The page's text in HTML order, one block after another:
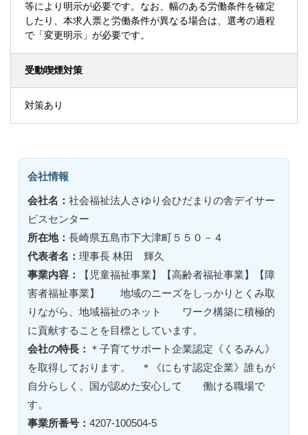
等により明示が必要です。なお、幅のある労働条件を確定
したり、本求人票と労働条件が異なる場合は、選考の過程
で「変更明示」が必要です。
受動喫煙対策
対策あり
会社情報
会社名： 社会福祉法人さゆり会ひだまりの舎デイサー
ビスセンター
所在地： 長崎県五島市下大津町５５０－４
代表者名： 理事長 林田 輝久
事業内容：
【児童福祉事業】【高齢者福祉事業】【障
害者福祉事業】 地域のニーズをしっかりとくみ取
りながら、地域福祉のネット ワーク構築に積極的
に貢献することを目標としています。
会社の特長： ＊子育てサポート企業認定《くるみん》
を取得しております。 ＊《にもす認定企業》誰もが
自分らしく、国が認めた安心して 働ける職場で
す。
事業所番号： 4207-100504-5